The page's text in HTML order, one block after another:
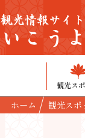
観光情報サイト
いこう
観光ス
ホーム 観光スポ